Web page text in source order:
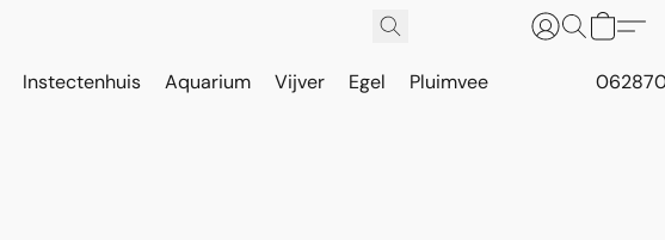
Instectenhuis Aquarium Vijver Egel Pluimvee